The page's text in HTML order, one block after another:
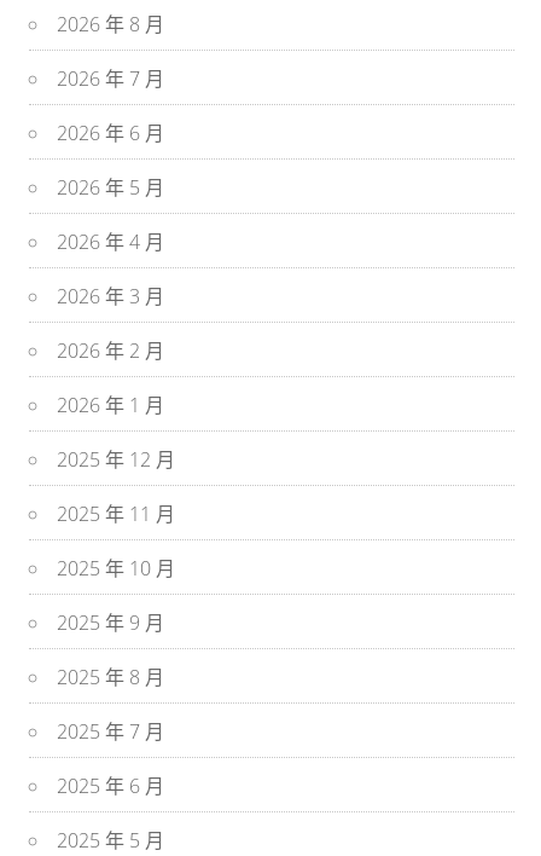
2026 年 8 月
2026 年 7 月
2026 年 6 月
2026 年 5 月
2026 年 4 月
2026 年 3 月
2026 年 2 月
2026 年 1 月
2025 年 12 月
2025 年 11 月
2025 年 10 月
2025 年 9 月
2025 年 8 月
2025 年 7 月
2025 年 6 月
2025 年 5 月